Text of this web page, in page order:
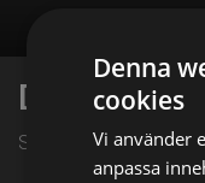
Den rette
Serie från 2025
Denna
cookies
Vi använder
anpassa